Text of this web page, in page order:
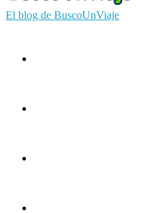
El blog de BuscoUnViaje